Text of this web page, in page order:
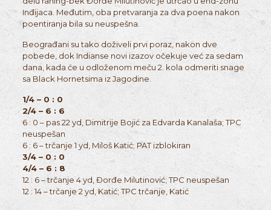
Inđijaca. Međutim, oba pretvaranja za dva poena nakon
poentiranja bila su neuspešna.
Beograđani su tako doživeli prvi poraz, nakon dve
pobede, dok Indianse novi izazov očekuje već za sedam
dana, kada će u odloženom meču 2. kola odmeriti snage
sa Black Hornetsima iz Jagodine.
1/4 – 0 : 0
2/4 – 6 : 6
6 : 0 – pas 22 yd, Dimitrije Bojić za Edvarda Kanalaša; TPC
neuspešan
6 : 6 – trčanje 1 yd, Miloš Katić; PAT izblokiran
3/4 – 0 : 0
4/4 – 6 : 8
12 : 6 – trčanje 4 yd, Đorđe Milutinović; TPC neuspešan
12 : 14 – trčanje 2 yd, Katić; TPC trčanje, Katić